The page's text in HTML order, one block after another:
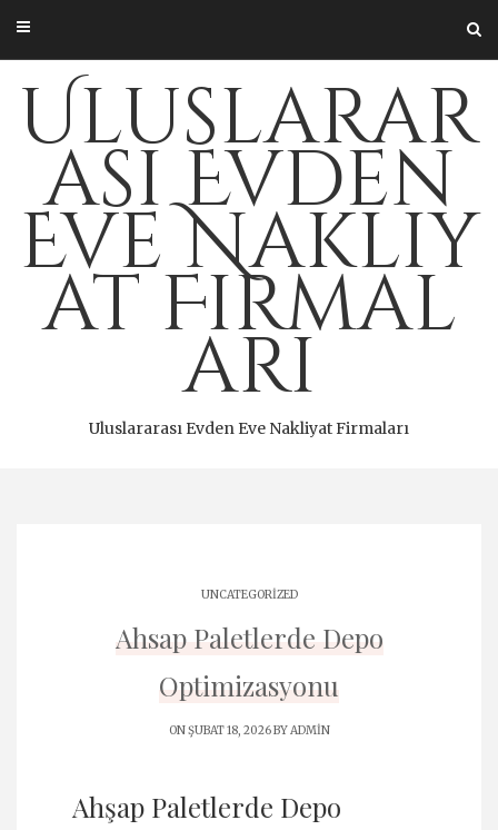
content
Uluslarar
ası Evden
Eve Nakliy
at Firmal
arı
Uluslararası Evden Eve Nakliyat Firmaları
UNCATEGORIZED
Ahsap Paletlerde Depo
Optimizasyonu
ON ŞUBAT 18, 2026 BYADMIN
Ahşap Paletlerde Depo